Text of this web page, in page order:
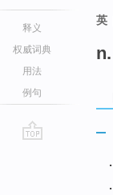
释义
权威词典
用法
例句
英